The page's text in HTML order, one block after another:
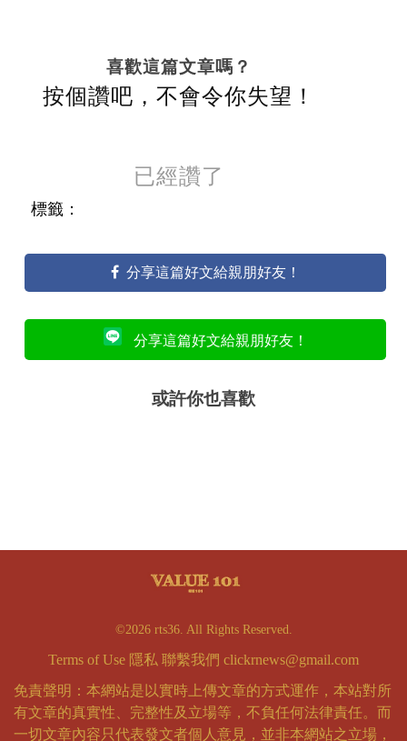
喜歡這篇文章嗎？
按個讚吧，不會令你失望！
已經讚了
標籤：
分享這篇好文給親朋好友！
分享這篇好文給親朋好友！
或許你也喜歡
©2026 rts36. All Rights Reserved.
Terms of Use 隱私 聯繫我們 clickrnews@gmail.com
免責聲明：本網站是以實時上傳文章的方式運作，本站對所
有文章的真實性、完整性及立場等，不負任何法律責任。而
一切文章內容只代表發文者個人意見，並非本網站之立場，